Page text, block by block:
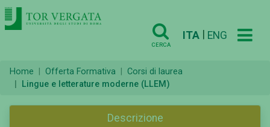
CERCA
ITA ENG
Home Offerta Formativa
Corsi di laurea
Lingue e letterature moderne (LLEM)
Descrizione